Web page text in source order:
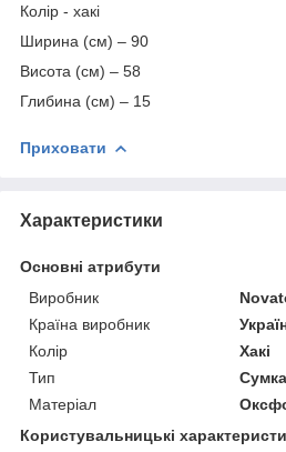
Колір - хакі
Ширина (см) – 90
Висота (см) – 58
Глибина (см) – 15
Приховати
Характеристики
Основні атрибути
Виробник
Країна виробник
Колір
Хакі
Тип
Сумка
Матеріал
Користувальницькі